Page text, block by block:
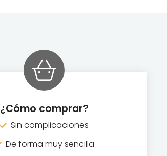
¿Cómo comprar?
Sin complicaciones
De forma muy sencilla